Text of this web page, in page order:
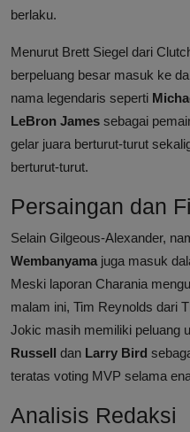
berlaku.
Menurut Brett Siegel dari
berpeluang besar masuk ke
nama legendaris seperti
LeBron James sebagai
gelar juara berturut-turut
berturut-turut.
Persaingan dan
Selain Gilgeous-Alexander,
Wembanyama juga masuk
Meski laporan Charania
malam ini, Tim Reynolds dari
Jokic masih memiliki peluang
Russell dan Larry Bird
teratas voting MVP selama
Analisis Redaksi